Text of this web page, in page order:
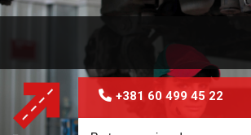
+381 60 499 45 22